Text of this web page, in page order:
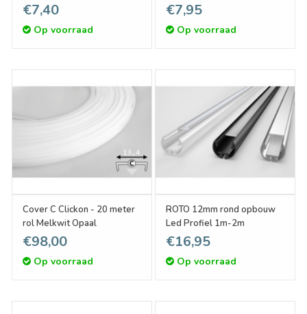
€7,40
Op voorraad
€7,95
Op voorraad
Cover C Clickon - 20 meter
rol Melkwit Opaal
€98,00
Op voorraad
ROTO 12mm rond opbouw
Led Profiel 1m-2m
€16,95
Op voorraad